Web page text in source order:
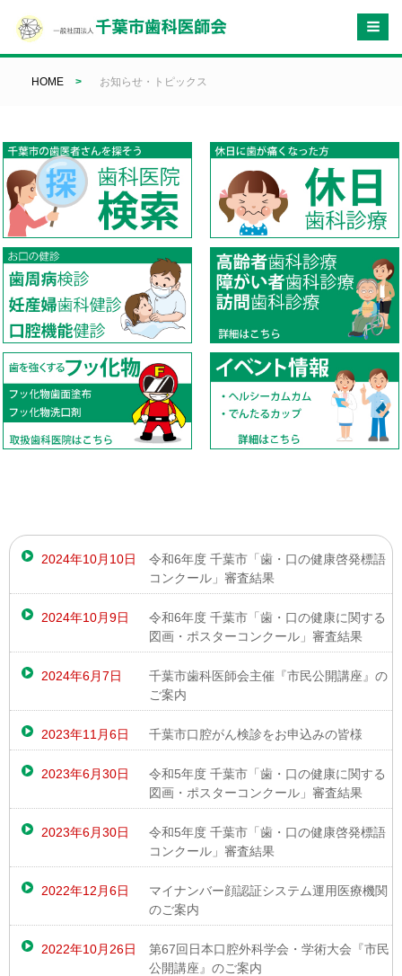
HOME > お知らせ・トピックス
2024年10月10日
令和6年度 千葉市「歯・口の健康啓発標語
コンクール」審査結果
2024年10月9日
令和6年度 千葉市「歯・口の健康に関する
図画・ポスターコンクール」審査結果
2024年6月7日
千葉市歯科医師会主催『市民公開講座』の
ご案内
2023年11月6日 千葉市口腔がん検診をお申込みの皆様
2023年6月30日
令和5年度 千葉市「歯・口の健康に関する
図画・ポスターコンクール」審査結果
2023年6月30日
令和5年度 千葉市「歯・口の健康啓発標語
コンクール」審査結果
2022年12月6日
マイナンバー顔認証システム運用医療機関
のご案内
2022年10月26日
第67回日本口腔外科学会・学術大会『市民
公開講座』のご案内